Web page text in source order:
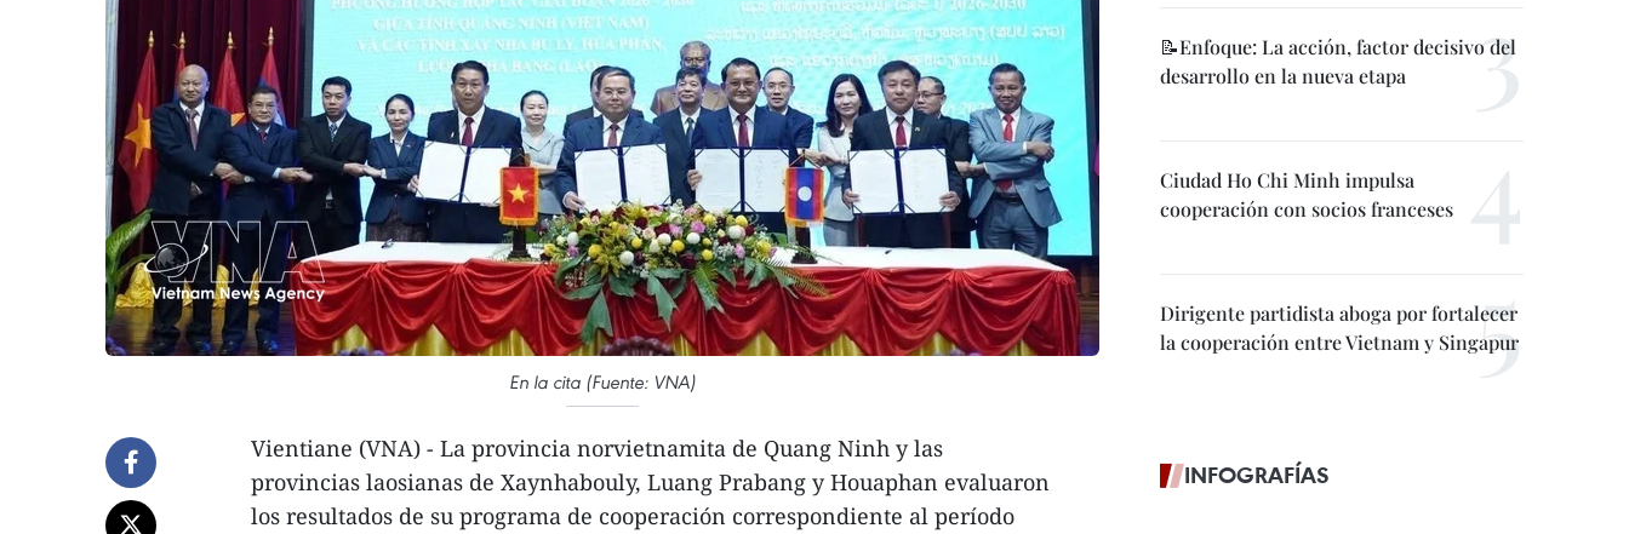
En la cita (Fuente: VNA)
Vientiane (VNA) - La provincia norvietnamita de Quang Ninh y las
provincias laosianas de Xaynhabouly, Luang Prabang y Houaphan evaluaron
los resultados de su programa de cooperación correspondiente al período
📝Enfoque: La acción, factor decisivo del
desarrollo en la nueva etapa
Ciudad Ho Chi Minh impulsa
cooperación con socios franceses
Dirigente partidista aboga por fortalecer
la cooperación entre Vietnam y Singapur
INFOGRAFÍAS